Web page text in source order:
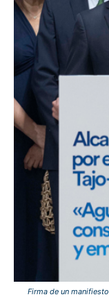
Firma de un